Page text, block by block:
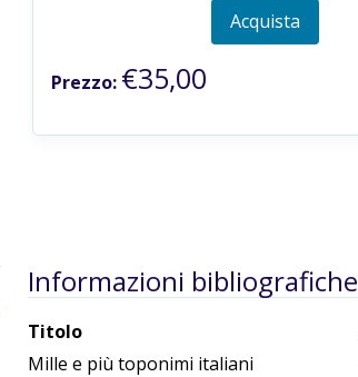
Acquista
Prezzo: €35,00
Informazioni bibliografiche
Titolo
Mille e più toponimi italiani